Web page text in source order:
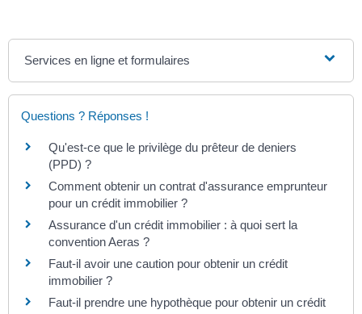
Services en ligne et formulaires
Questions ? Réponses !
Qu'est-ce que le privilège du prêteur de deniers
(PPD) ?
Comment obtenir un contrat d'assurance emprunteur
pour un crédit immobilier ?
Assurance d'un crédit immobilier : à quoi sert la
convention Aeras ?
Faut-il avoir une caution pour obtenir un crédit
immobilier ?
Faut-il prendre une hypothèque pour obtenir un crédit